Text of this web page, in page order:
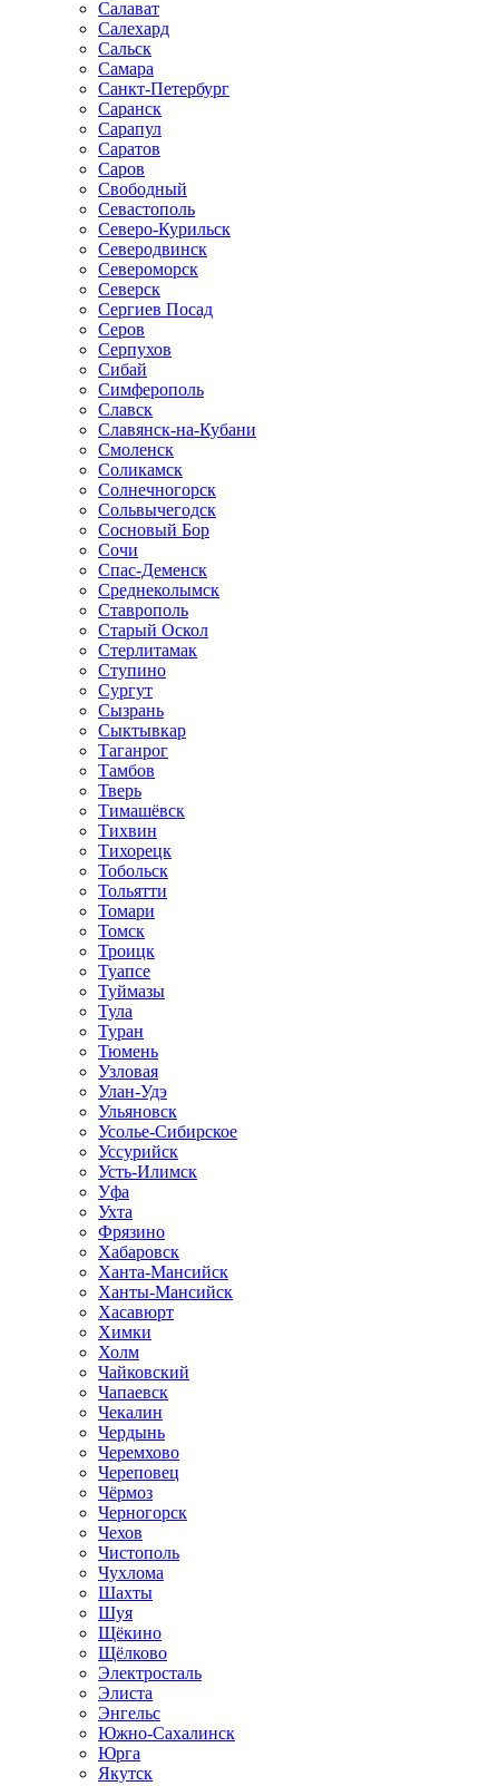
Салават
Салехард
Сальск
Самара
Санкт-Петербург
Саранск
Сарапул
Саратов
Саров
Свободный
Севастополь
Северо-Курильск
Северодвинск
Североморск
Северск
Сергиев Посад
Серов
Серпухов
Сибай
Симферополь
Славск
Славянск-на-Кубани
Смоленск
Соликамск
Солнечногорск
Сольвычегодск
Сосновый Бор
Сочи
Спас-Деменск
Среднеколымск
Ставрополь
Старый Оскол
Стерлитамак
Ступино
Сургут
Сызрань
Сыктывкар
Таганрог
Тамбов
Тверь
Тимашёвск
Тихвин
Тихорецк
Тобольск
Тольятти
Томари
Томск
Троицк
Туапсе
Туймазы
Тула
Туран
Тюмень
Узловая
Улан-Удэ
Ульяновск
Усолье-Сибирское
Уссурийск
Усть-Илимск
Уфа
Ухта
Фрязино
Хабаровск
Ханта-Мансийск
Ханты-Мансийск
Хасавюрт
Химки
Холм
Чайковский
Чапаевск
Чекалин
Чердынь
Черемхово
Череповец
Чёрмоз
Черногорск
Чехов
Чистополь
Чухлома
Шахты
Шуя
Щёкино
Щёлково
Электросталь
Элиста
Энгельс
Южно-Сахалинск
Юрга
Якутск